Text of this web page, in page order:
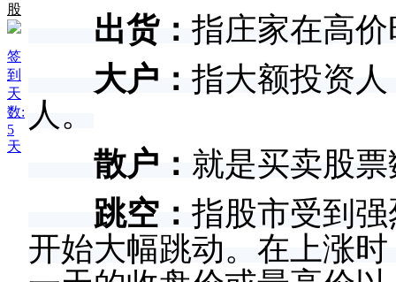
股
签
到
天
数:
5
天
出货： 指庄家在高
大户： 指大额投资
人。
散户： 就是买卖股
跳空： 指股市受到
开始大幅跳动。在上涨